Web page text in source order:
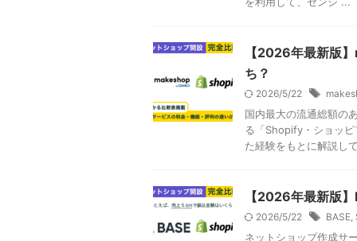
【2026年最新版
ち？
2026/5/22
国内最大の流通総額の
る「Shopify・ショッ
た経験をもとに解説し
【2026年最新版
2026/5/22 BASE,
ネットショップ作成サ